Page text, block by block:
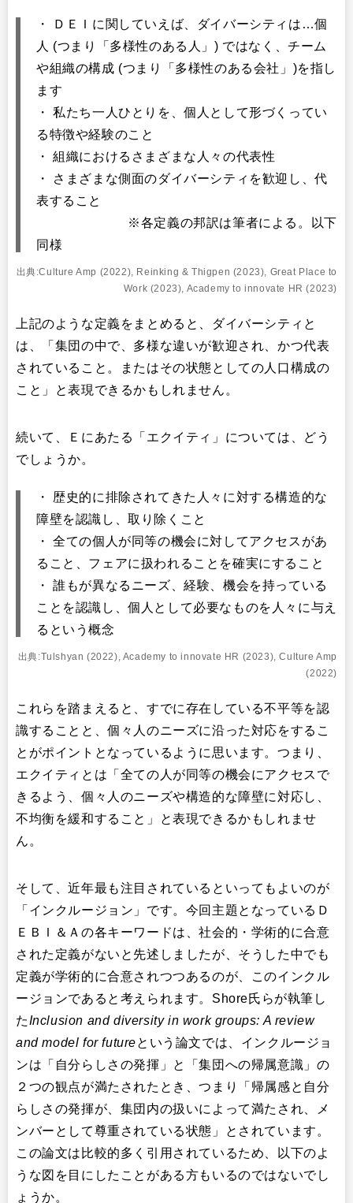
・ ＤＥＩに関していえば、ダイバーシティは…個
人 (つまり「多様性のある人」) ではなく、チーム
や組織の構成 (つまり「多様性のある会社」)を指し
ます
・ 私たち一人ひとりを、個人として形づくってい
る特徴や経験のこと
・ 組織におけるさまざまな人々の代表性
・ さまざまな側面のダイバーシティを歓迎し、代
表すること
※各定義の邦訳は筆者による。以下
同様
出典:Culture Amp (2022), Reinking & Thigpen (2023), Great Place to
Work (2023), Academy to innovate HR (2023)
上記のような定義をまとめると、ダイバーシティと
は、「集団の中で、多様な違いが歓迎され、かつ代表
されていること。またはその状態としての人口構成の
こと」と表現できるかもしれません。
続いて、Ｅにあたる「エクイティ」については、どう
でしょうか。
・ 歴史的に排除されてきた人々に対する構造的な
障壁を認識し、取り除くこと
・ 全ての個人が同等の機会に対してアクセスがあ
ること、フェアに扱われることを確実にすること
・ 誰もが異なるニーズ、経験、機会を持っている
ことを認識し、個人として必要なものを人々に与え
るという概念
出典:Tulshyan (2022), Academy to innovate HR (2023), Culture Amp
(2022)
これらを踏まえると、すでに存在している不平等を認
識することと、個々人のニーズに沿った対応をするこ
とがポイントとなっているように思います。つまり、
エクイティとは「全ての人が同等の機会にアクセスで
きるよう、個々人のニーズや構造的な障壁に対応し、
不均衡を緩和すること」と表現できるかもしれませ
ん。
そして、近年最も注目されているといってもよいのが
「インクルージョン」です。今回主題となっているＤ
ＥＢＩ＆Ａの各キーワードは、社会的・学術的に合意
された定義がないと先述しましたが、そうした中でも
定義が学術的に合意されつつあるのが、このインクル
ージョンであると考えられます。Shore氏らが執筆し
たInclusion and diversity in work groups: A review
and model for futureという論文では、インクルージョ
ンは「自分らしさの発揮」と「集団への帰属意識」の
２つの観点が満たされたとき、つまり「帰属感と自分
らしさの発揮が、集団内の扱いによって満たされ、メ
ンバーとして尊重されている状態」とされています。
この論文は比較的多く引用されているため、以下のよ
うな図を目にしたことがある方もいるのではないでし
ょうか。